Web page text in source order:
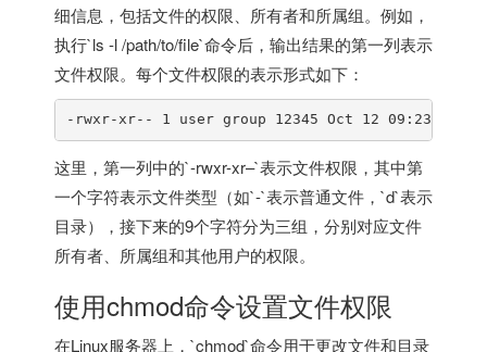
细信息，包括文件的权限、所有者和所属组。例如，
执行`ls -l /path/to/file`命令后，输出结果的第一列表示
文件权限。每个文件权限的表示形式如下：
-rwxr-xr-- 1 user group 12345 Oct 12 09:23
这里，第一列中的`-rwxr-xr–`表示文件权限，其中第
一个字符表示文件类型（如`-`表示普通文件，`d`表示
目录），接下来的9个字符分为三组，分别对应文件
所有者、所属组和其他用户的权限。
使用chmod命令设置文件权限
在Linux服务器上，`chmod`命令用于更改文件和目录